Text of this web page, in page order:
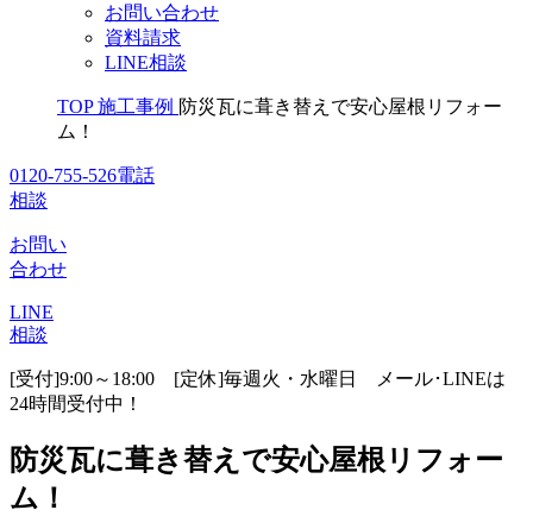
お問い合わせ
資料請求
LINE相談
TOP 施工事例 防災瓦に葺き替えで安心屋根リフォー
ム！
0120-755-526電話
相談
お問い
合わせ
LINE
相談
[受付]9:00～18:00 [定休]毎週火・水曜日
メール･LINEは
24時間受付中！
防災瓦に葺き替えで安心屋根リフォー
ム！